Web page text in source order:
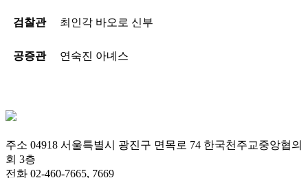
검찰관 최인각 바오로 신부
공증관 연숙진 아녜스
주소 04918 서울특별시 광진구 면목로 74 한국천주교중앙협의
회 3층
전화 02-460-7665, 7669